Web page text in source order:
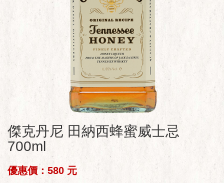
傑克丹尼 田納西蜂蜜威士忌
700ml
優惠價：580 元